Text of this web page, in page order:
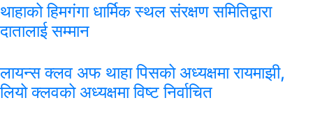
थाहाको हिमगंगा धार्मिक स्थल संरक्षण समितिद्वारा
दातालाई सम्मान
लायन्स क्लव अफ थाहा पिसको अध्यक्षमा रायमाझी,
लियो क्लवको अध्यक्षमा विष्ट निर्वाचित